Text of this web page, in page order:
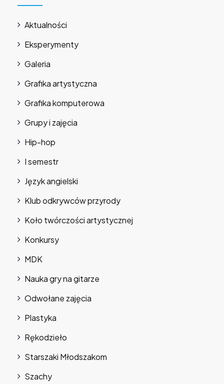
Aktualności
Eksperymenty
Galeria
Grafika artystyczna
Grafika komputerowa
Grupy i zajęcia
Hip-hop
I semestr
Język angielski
Klub odkrywców przyrody
Koło twórczości artystycznej
Konkursy
MDK
Nauka gry na gitarze
Odwołane zajęcia
Plastyka
Rękodzieło
Starszaki Młodszakom
Szachy